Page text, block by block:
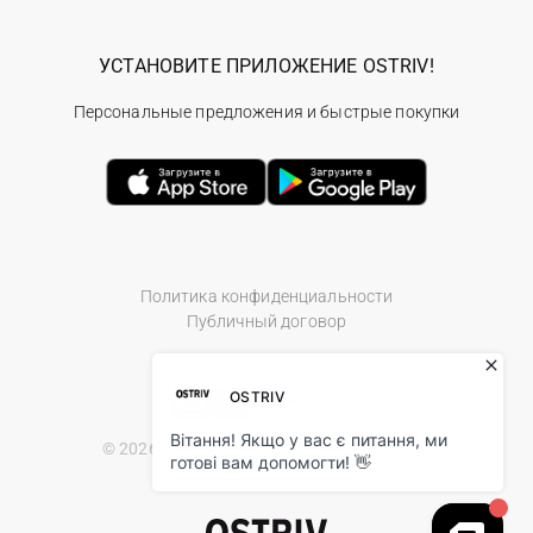
Политика конфиденциальности
Публичный договор
© 2026 Ostriv.ua Store. All Rights Reserved.
УСТАНОВИТЕ ПРИЛОЖЕНИЕ OSTRIV!
Персональные предложения и быстрые покупки